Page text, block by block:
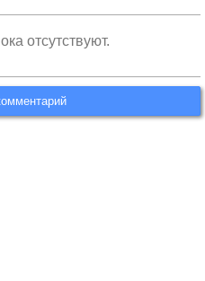
отсутствуют.